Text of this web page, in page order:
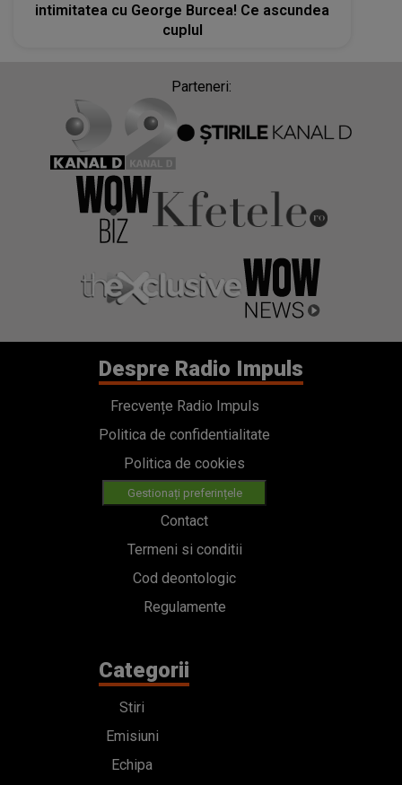
intimitatea cu George Burcea! Ce ascundea
cuplul
Parteneri:
Despre Radio Impuls
Frecvențe Radio Impuls
Politica de confidentialitate
Politica de cookies
Gestionați preferințele
Contact
Termeni si conditii
Cod deontologic
Regulamente
Categorii
Stiri
Emisiuni
Echipa